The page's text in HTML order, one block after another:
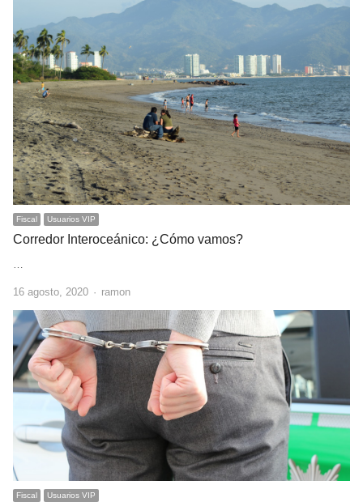
Fiscal Usuarios VIP
Corredor Interoceánico: ¿Cómo vamos?
16 agosto, 2020 Author
ramon
Fiscal Usuarios VIP